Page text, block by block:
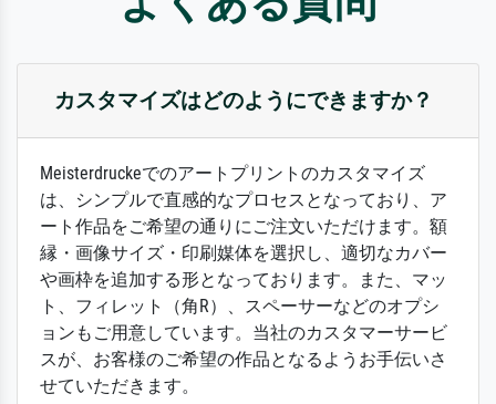
カスタマイズはどのようにできますか？
Meisterdruckeでのアートプリントのカスタマイズ
は、シンプルで直感的なプロセスとなっており、ア
ート作品をご希望の通りにご注文いただけます。額
縁・画像サイズ・印刷媒体を選択し、適切なカバー
や画枠を追加する形となっております。また、マッ
ト、フィレット（角R）、スペーサーなどのオプシ
ョンもご用意しています。当社のカスタマーサービ
スが、お客様のご希望の作品となるようお手伝いさ
せていただきます。